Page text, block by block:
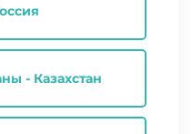
- Казахстан